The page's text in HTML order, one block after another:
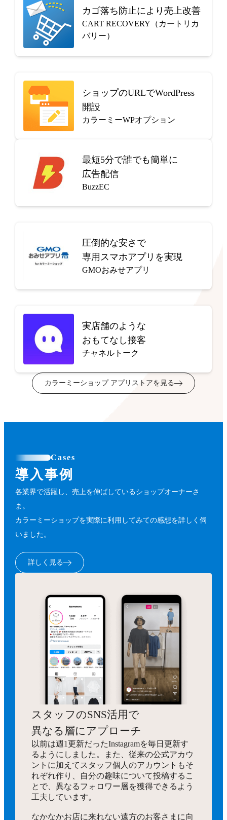
カゴ落ち防止により売上改善
CART RECOVERY（カートリカ
バリー）
ショップのURLでWordPress
開設
カラーミーWPオプション
最短5分で誰でも簡単に
広告配信
BuzzEC
圧倒的な安さで
専用スマホアプリを実現
GMOおみせアプリ
実店舗のような
おもてなし接客
チャネルトーク
カラーミーショップ アプリストアを見る
Cases
導入事例
各業界で活躍し、売上を伸ばしているショップオーナーさ
ま。
カラーミーショップを実際に利用してみての感想を詳しく伺
いました。
詳しく見る
スタッフのSNS活用で
異なる層にアプローチ
以前は週1更新だったInstagramを毎日更新す
るようにしました。また、従来の公式アカウ
ントに加えてスタッフ個人のアカウントもそ
れぞれ作り、自分の趣味について投稿するこ
とで、異なるフォロワー層を獲得できるよう
工夫しています。
なかなかお店に来れない遠方のお客さまに向